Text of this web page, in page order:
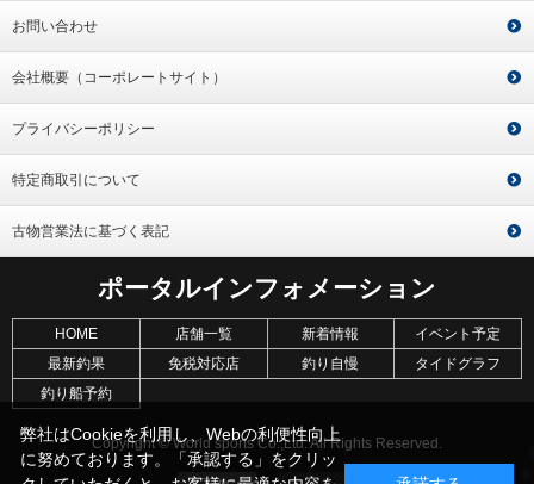
お問い合わせ
会社概要（コーポレートサイト）
プライバシーポリシー
特定商取引について
古物営業法に基づく表記
ポータルインフォメーション
HOME 店舗一覧 新着情報
イベント予定
最新釣果
免税対応店 釣り自慢
タイドグラフ
釣り船予約
Copyright © World sports Co.,Ltd. All Rights Reserved.
弊社はCookieを利用し、Webの利便性向上
に努めております。「承認する」をクリッ